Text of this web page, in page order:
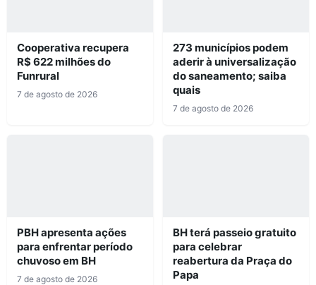
Cooperativa recupera
R$ 622 milhões do
Funrural
7 de agosto de 2026
273 municípios podem
aderir à universalização
do saneamento; saiba
quais
7 de agosto de 2026
PBH apresenta ações
para enfrentar período
chuvoso em BH
7 de agosto de 2026
BH terá passeio gratuito
para celebrar
reabertura da Praça do
Papa